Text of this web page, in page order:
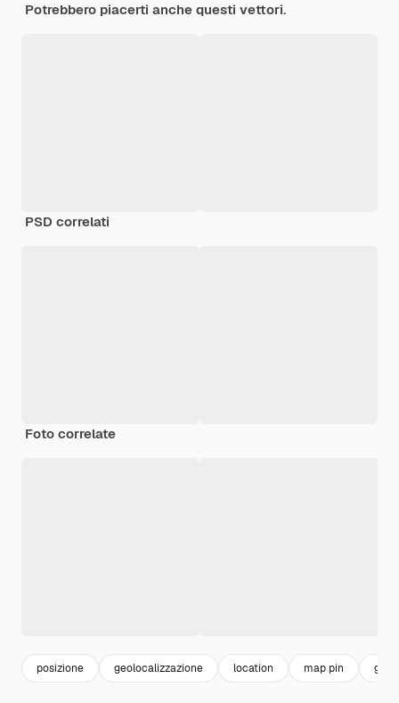
Potrebbero piacerti anche questi vettori.
PSD correlati
Foto correlate
posizione geolocalizzazione location map pin gps